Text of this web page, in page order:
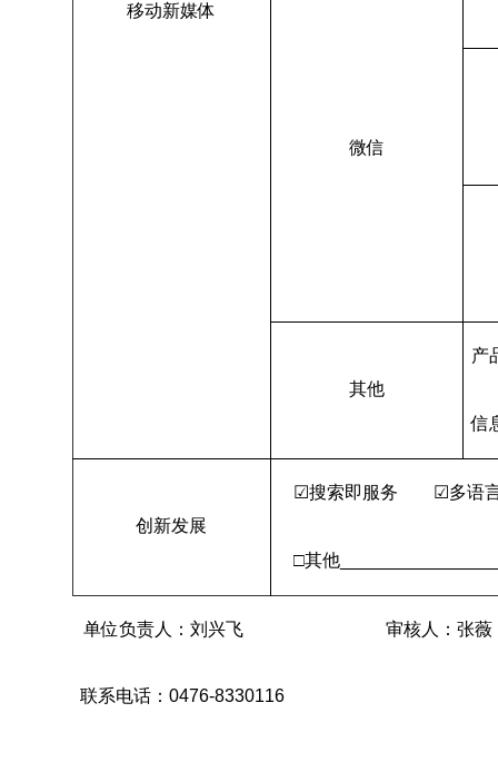
移动新媒体
微信
其他
产
信
创新发展
☑搜索即服务 ☑多
□其他
单位负责人： 刘兴飞 审核人： 张薇
联系电话：0476-8330116 填报